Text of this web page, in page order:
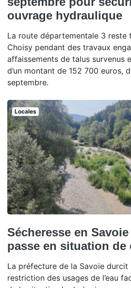
ouvrage hydraulique
La route départementale 3 reste
Choisy pendant des travaux
affaissements de talus survenus
d’un montant de 152 700 euros,
septembre.
Locales
Sécheresse en
passe en situation de
La préfecture de la Savoie durcit
restriction des usages de l’eau